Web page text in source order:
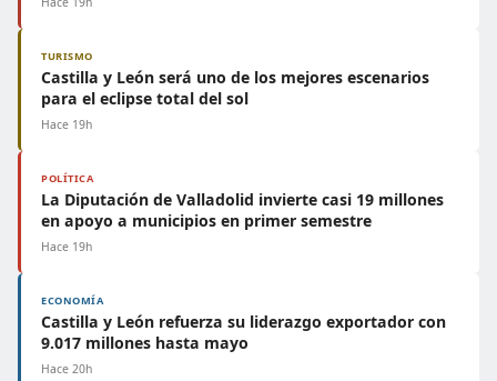
TURISMO
Castilla y León será uno de los mejores escenarios
para el eclipse total del sol
Hace 19h
POLÍTICA
La Diputación de Valladolid invierte casi 19 millones
en apoyo a municipios en primer semestre
Hace 19h
ECONOMÍA
Castilla y León refuerza su liderazgo exportador con
9.017 millones hasta mayo
Hace 20h